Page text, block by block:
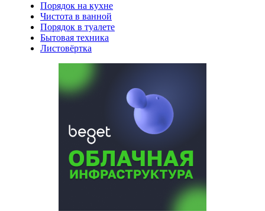
Порядок на кухне
Чистота в ванной
Порядок в туалете
Бытовая техника
Листовёртка